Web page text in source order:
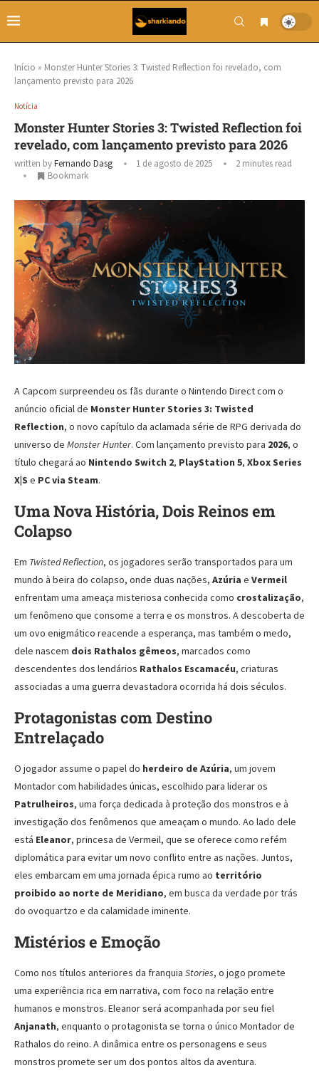
Início » Monster Hunter Stories 3: Twisted Reflection foi revelado, com
lançamento previsto para 2026
Notícia
Monster Hunter Stories 3: Twisted Reflection foi
revelado, com lançamento previsto para 2026
written byFernando Dasg 1 de agosto de 2025
2 minutes read
Bookmark
A Capcom surpreendeu os fãs durante o Nintendo Direct com o
anúncio oficial de Monster Hunter Stories 3: Twisted
Reflection, o novo capítulo da aclamada série de RPG derivada do
universo de Monster Hunter. Com lançamento previsto para 2026, o
título chegará ao Nintendo Switch 2, PlayStation 5, Xbox Series
X|S e PC via Steam.
Uma Nova História, Dois Reinos em
Colapso
Em Twisted Reflection, os jogadores serão transportados para um
mundo à beira do colapso, onde duas nações, Azúria e Vermeil
enfrentam uma ameaça misteriosa conhecida como crostalização,
um fenômeno que consome a terra e os monstros. A descoberta de
um ovo enigmático reacende a esperança, mas também o medo,
dele nascem dois Rathalos gêmeos, marcados como
descendentes dos lendários Rathalos Escamacéu, criaturas
associadas a uma guerra devastadora ocorrida há dois séculos.
Protagonistas com Destino
Entrelaçado
O jogador assume o papel do herdeiro de Azúria, um jovem
Montador com habilidades únicas, escolhido para liderar os
Patrulheiros, uma força dedicada à proteção dos monstros e à
investigação dos fenômenos que ameaçam o mundo. Ao lado dele
está Eleanor, princesa de Vermeil, que se oferece como refém
diplomática para evitar um novo conflito entre as nações. Juntos,
eles embarcam em uma jornada épica rumo ao território
proibido ao norte de Meridiano, em busca da verdade por trás
do ovoquartzo e da calamidade iminente.
Mistérios e Emoção
Como nos títulos anteriores da franquia Stories, o jogo promete
uma experiência rica em narrativa, com foco na relação entre
humanos e monstros. Eleanor será acompanhada por seu fiel
Anjanath, enquanto o protagonista se torna o único Montador de
Rathalos do reino. A dinâmica entre os personagens e seus
monstros promete ser um dos pontos altos da aventura.